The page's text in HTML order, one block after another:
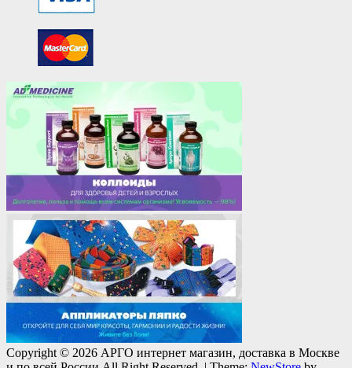
Copyright © 2026 АРГО интернет магазин, доставка в Москве